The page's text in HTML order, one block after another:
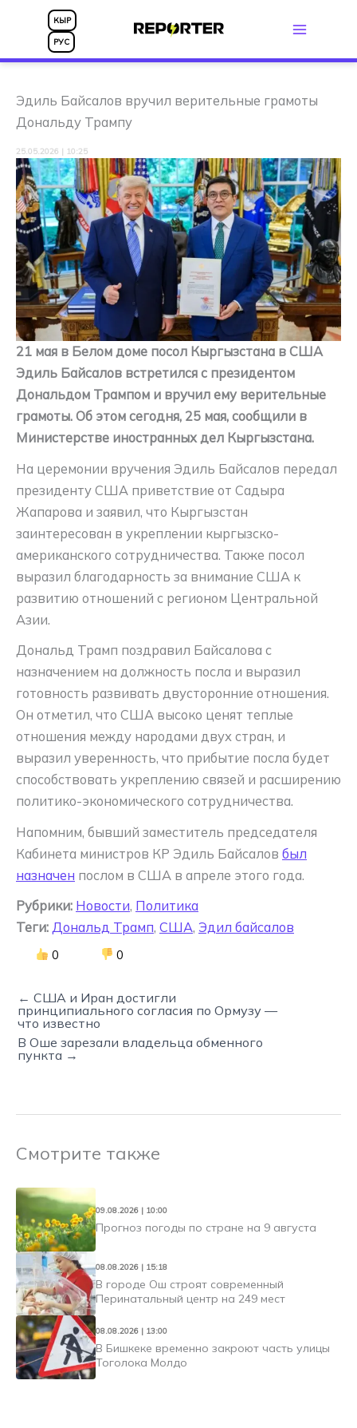
Перейти
содержимому
КЫР
РУС
Эдиль Байсалов вручил верительные грамоты
Дональду Трампу
25.05.2026 | 10:25
21 мая в Белом доме посол Кыргызстана в США
Эдиль Байсалов встретился с президентом
Дональдом Трампом и вручил ему верительные
грамоты. Об этом сегодня, 25 мая, сообщили в
Министерстве иностранных дел Кыргызстана.
На церемонии вручения Эдиль Байсалов передал
президенту США приветствие от Садыра
Жапарова и заявил, что Кыргызстан
заинтересован в укреплении кыргызско-
американского сотрудничества. Также посол
выразил благодарность за внимание США к
развитию отношений с регионом Центральной
Азии.
Дональд Трамп поздравил Байсалова с
назначением на должность посла и выразил
готовность развивать двусторонние отношения.
Он отметил, что США высоко ценят теплые
отношения между народами двух стран, и
выразил уверенность, что прибытие посла будет
способствовать укреплению связей и расширению
политико-экономического сотрудничества.
Напомним, бывший заместитель председателя
Кабинета министров КР Эдиль Байсалов был
назначен послом в США в апреле этого года.
Рубрики: Новости, Политика
Теги: Дональд Трамп, США, Эдил байсалов
0 0
← США и Иран достигли
принципиального согласия по Ормузу —
что известно
В Оше зарезали владельца обменного
пункта →
Смотрите также
09.08.2026 | 10:00
Прогноз погоды по стране на 9 августа
08.08.2026 | 15:18
В городе Ош строят современный
Перинатальный центр на 249 мест
08.08.2026 | 13:00
В Бишкеке временно закроют часть улицы
Тоголока Молдо